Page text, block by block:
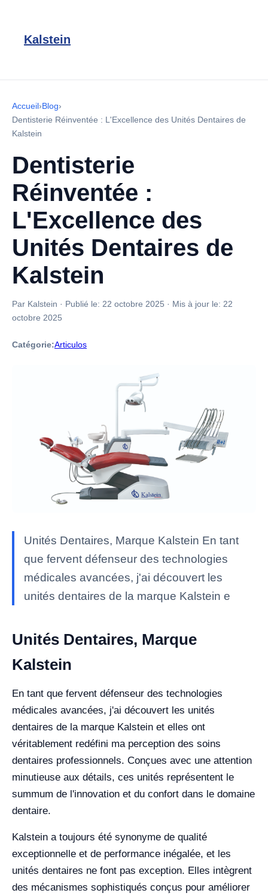
Kalstein
Accueil›Blog›
Dentisterie Réinventée : L'Excellence des Unités Dentaires de
Kalstein
Dentisterie
Réinventée :
L'Excellence des
Unités Dentaires de
Kalstein
Par Kalstein · Publié le: 22 octobre 2025 · Mis à jour le: 22
octobre 2025
Catégorie:Articulos
Unités Dentaires, Marque Kalstein En tant
que fervent défenseur des technologies
médicales avancées, j'ai découvert les
unités dentaires de la marque Kalstein e
Unités Dentaires, Marque
Kalstein
En tant que fervent défenseur des technologies
médicales avancées, j'ai découvert les unités
dentaires de la marque Kalstein et elles ont
véritablement redéfini ma perception des soins
dentaires professionnels. Conçues avec une attention
minutieuse aux détails, ces unités représentent le
summum de l'innovation et du confort dans le domaine
dentaire.
Kalstein a toujours été synonyme de qualité
exceptionnelle et de performance inégalée, et les
unités dentaires ne font pas exception. Elles intègrent
des mécanismes sophistiqués conçus pour améliorer